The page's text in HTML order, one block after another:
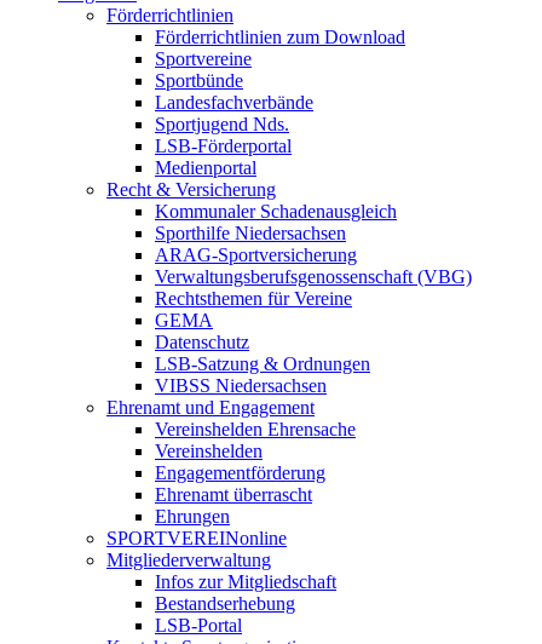
Förderrichtlinien
Förderrichtlinien zum Download
Sportvereine
Sportbünde
Landesfachverbände
Sportjugend Nds.
LSB-Förderportal
Medienportal
Recht & Versicherung
Kommunaler Schadenausgleich
Sporthilfe Niedersachsen
ARAG-Sportversicherung
Verwaltungsberufsgenossenschaft (VBG)
Rechtsthemen für Vereine
GEMA
Datenschutz
LSB-Satzung & Ordnungen
VIBSS Niedersachsen
Ehrenamt und Engagement
Vereinshelden Ehrensache
Vereinshelden
Engagementförderung
Ehrenamt überrascht
Ehrungen
SPORTVEREINonline
Mitgliederverwaltung
Infos zur Mitgliedschaft
Bestandserhebung
LSB-Portal